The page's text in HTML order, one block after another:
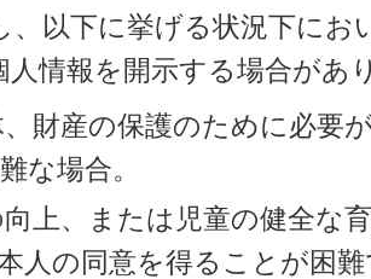
、以下に挙げる状況下にお
人情報を開示する場合があ
財産の保護のために必要
な場合。
上、または児童の健全な
人の同意を得ることが困